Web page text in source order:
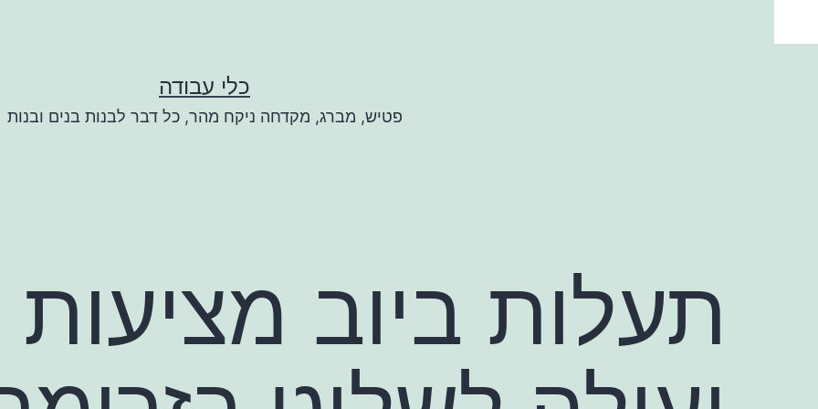
לתוכן
כלי עבודה
פטיש, מברג, מקדחה ניקח מהר, כל דבר לבנות בנים ובנות
תעלות ביוב